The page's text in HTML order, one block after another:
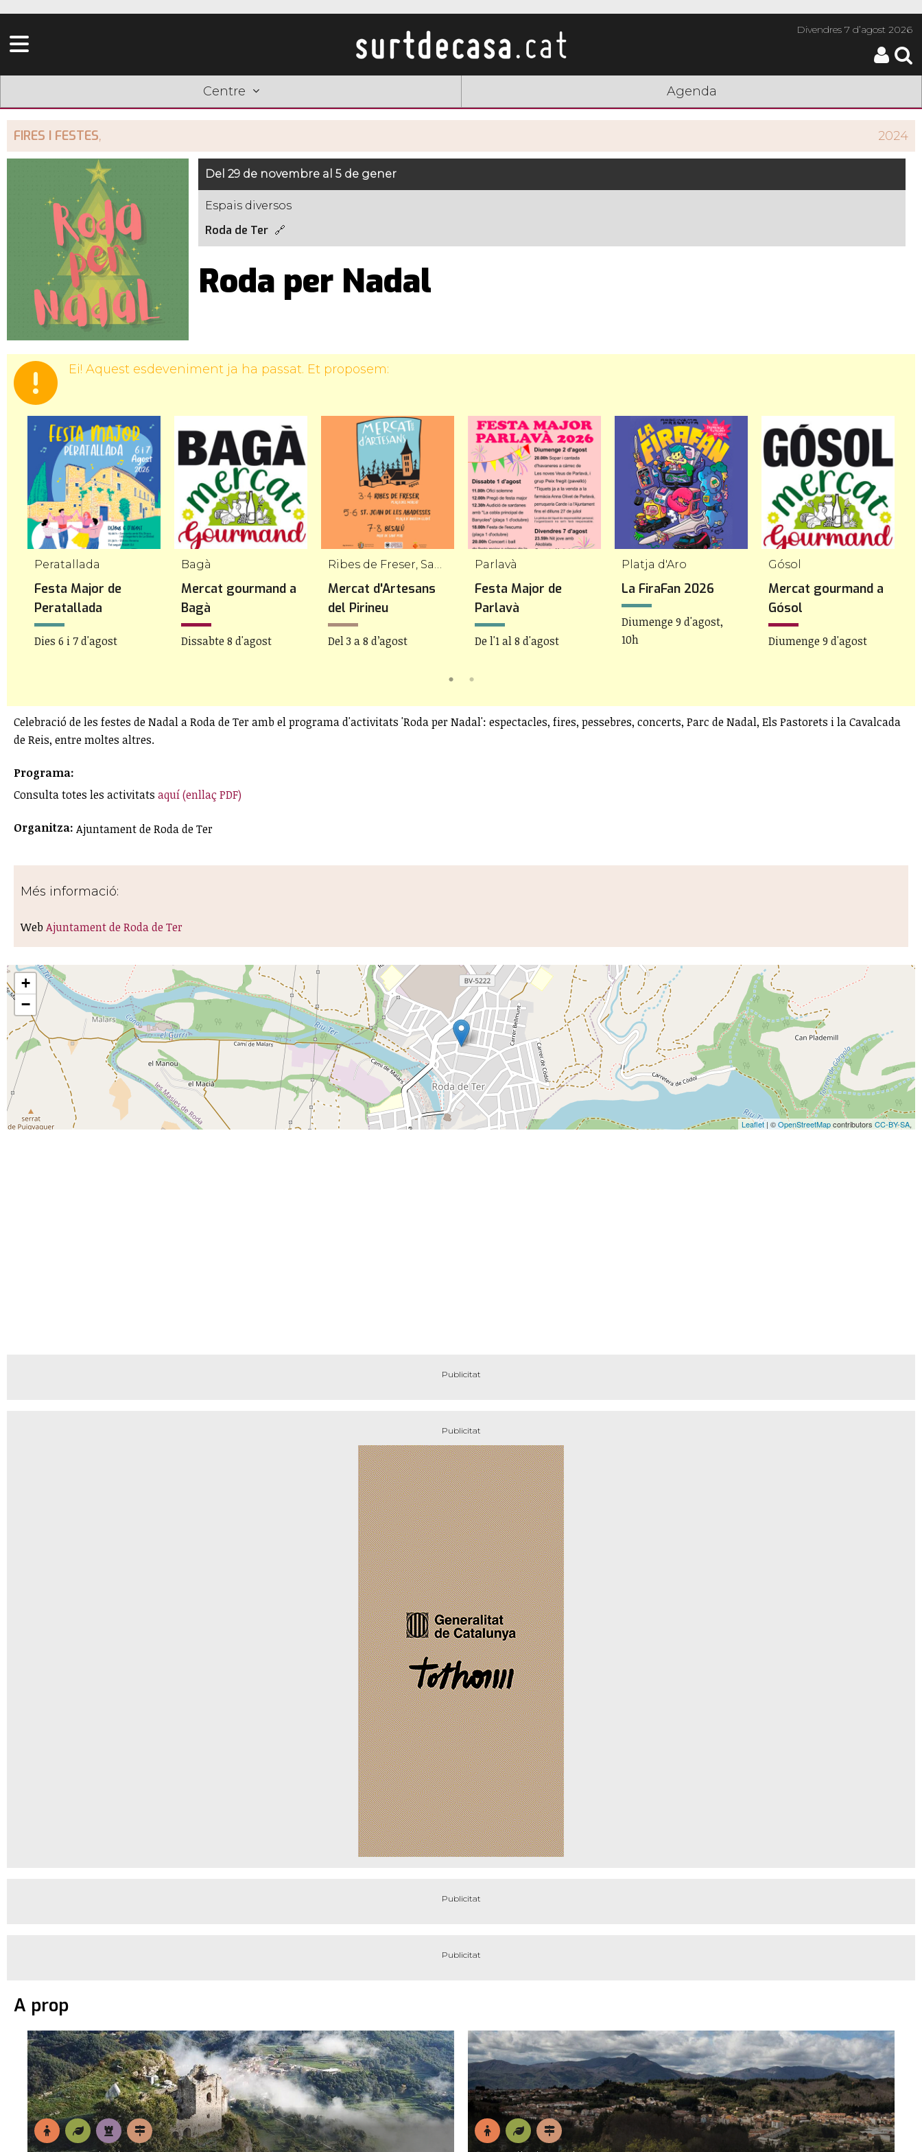
Divendres7 d’agost 2026
Centre Agenda
FIRES I FESTES, 2024
Del 29 de novembre al 5 de gener
Espais diversos
Roda de Ter
Roda per Nadal
Ei! Aquest esdeveniment ja ha passat. Et proposem:
Peratallada
Festa Major de
Peratallada
Dies 6 i 7 d'agost
Bagà
Mercat gourmand a
Bagà
Dissabte 8 d'agost
Mercat d'Artesans
del Pirineu
Del 3 a 8 d’agost
Parlavà
Festa Major de
Parlavà
De l'1 al 8 d'agost
Platja d'Aro
La FiraFan 2026
Diumenge 9 d'agost,
10h
Gósol
Mercat gourmand a
Gósol
Diumenge 9 d'agost
Celebració de les festes de Nadal a Roda de Ter amb el programa d'activitats 'Roda per Nadal': espectacles, fires, pessebres, concerts, Parc de Nadal, Els Pastorets i la Cavalcada
de Reis, entre moltes altres.
Programa:
Consulta totes les activitats aquí (enllaç PDF)
Organitza: Ajuntament de Roda de Ter
Més informació:
Web Ajuntament de Roda de Ter
+
−
Leaflet| ©OpenStreetMapcontributors CC-BY-SA,
A prop
En
NaturaPatrimoni
Pobles
NaturaPobles